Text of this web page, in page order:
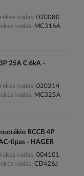
kodas 020080
kodas
MC316A
25A C 6kA -
kodas 020214
kodas
MC325A
RCCB 4P
tipas - HAGER
kodas 004101
kodas CD426J